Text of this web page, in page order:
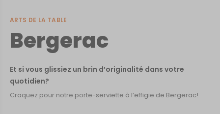
ARTS DE LA TABLE
Bergerac
Et si vous glissiez un brin d’originalité dans votre
quotidien?
Craquez pour notre porte-serviette à l’effigie de Bergerac!